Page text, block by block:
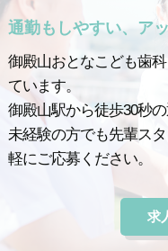
通勤もしやすい、ア
御殿山おとなこども歯
ています。
御殿山駅から徒歩30秒
未経験の方でも先輩ス
軽にご応募ください。
求